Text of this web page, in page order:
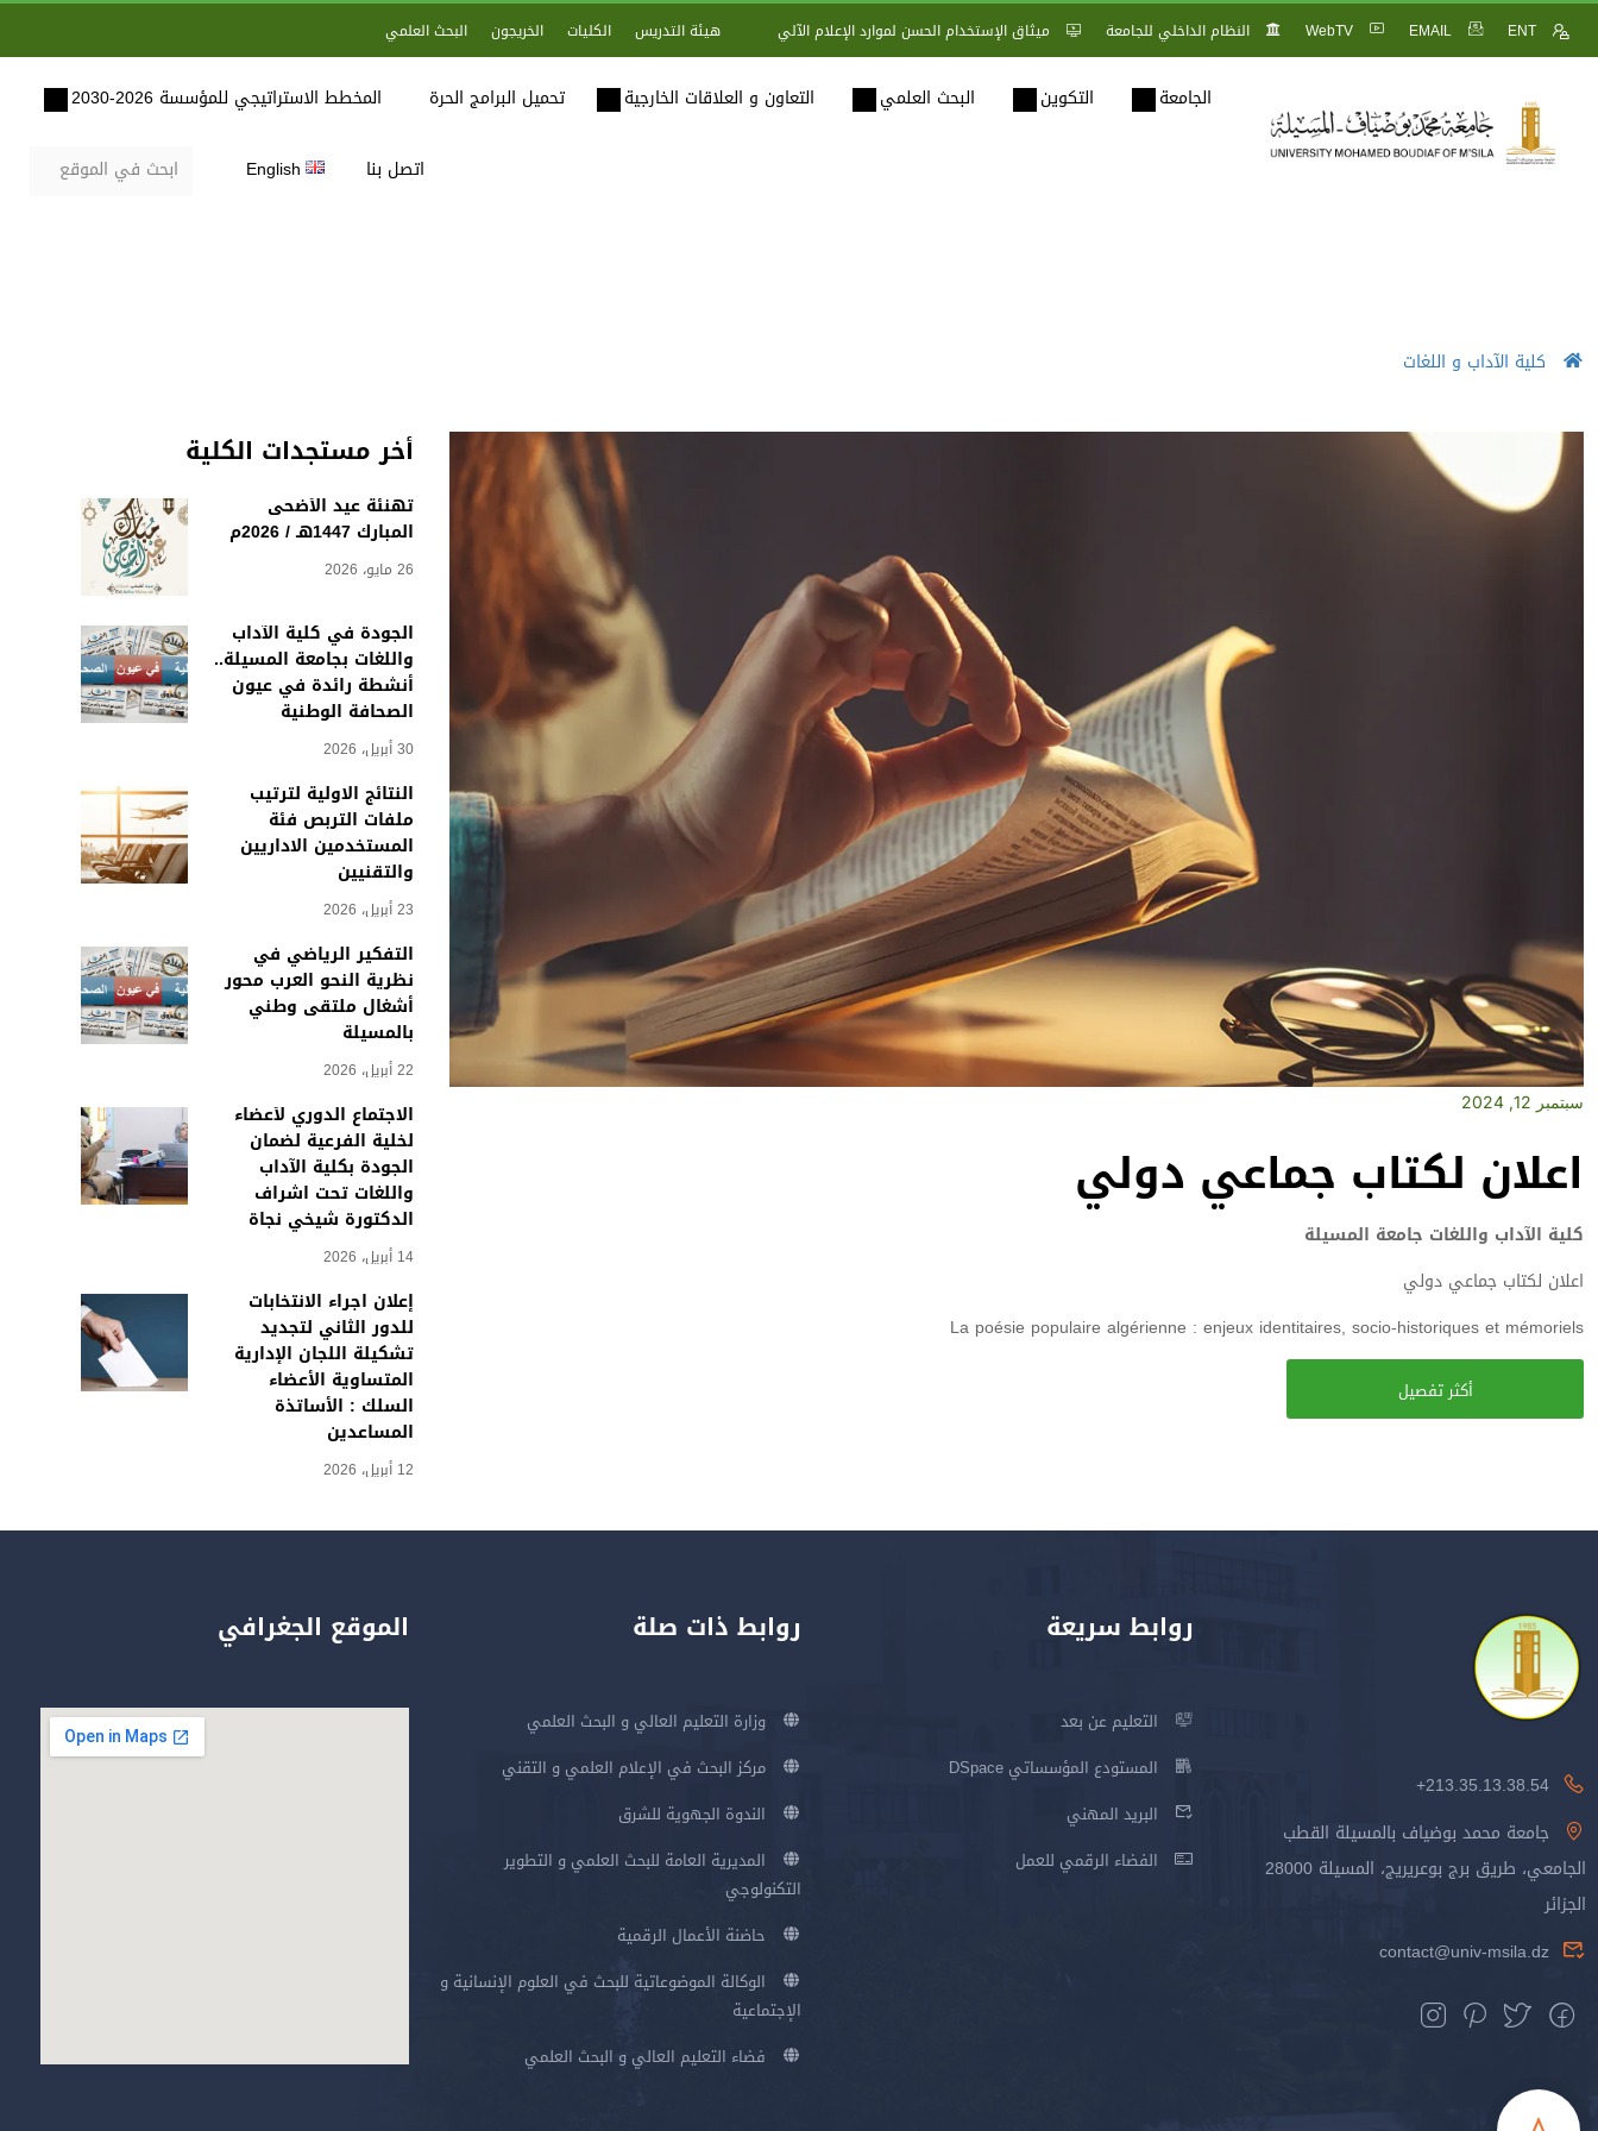
ENT
EMAIL
WebTV النظام الداخلي للجامعة ميثاق الإستخدام الحسن لموارد الإعلام الآلي هيئة التدريس الكليات الخريجون البحث العلمي
الجامعة التكوين البحث العلمي التعاون و العلاقات الخارجية تحميل البرامج الحرة المخطط الاستراتيجي للمؤسسة 2026-2030
اتصل بنا English
كلية الآداب و اللغات
أخر مستجدات الكلية
تهنئة عيد الأضحى
المبارك 1447هـ / 2026م
26 مايو، 2026
الجودة في كلية الآداب
واللغات بجامعة المسيلة..
أنشطة رائدة في عيون
الصحافة الوطنية
30 أبريل، 2026
النتائج الاولية لترتيب
ملفات التربص فئة
المستخدمين الاداريين
والتقنيين
23 أبريل، 2026
التفكير الرياضي في
نظرية النحو العرب محور
أشغال ملتقى وطني
بالمسيلة
22 أبريل، 2026
الاجتماع الدوري لأعضاء
لخلية الفرعية لضمان
الجودة بكلية الآداب
واللغات تحت اشراف
الدكتورة شيخي نجاة
14 أبريل، 2026
إعلان اجراء الانتخابات
للدور الثاني لتجديد
تشكيلة اللجان الإدارية
المتساوية الأعضاء
السلك : الأساتذة
المساعدين
12 أبريل، 2026
سبتمبر 12, 2024
اعلان لكتاب جماعي دولي
كلية الآداب واللغات جامعة المسيلة
اعلان لكتاب جماعي دولي
La poésie populaire algérienne : enjeux identitaires, socio-historiques et mémoriels
أكثر تفصيل
213.35.13.38.54+
جامعة محمد بوضياف بالمسيلة القطب
الجامعي، طريق برج بوعريريج، المسيلة 28000
الجزائر
contact@univ-msila.dz
روابط سريعة
التعليم عن بعد
المستودع المؤسساتي DSpace
البريد المهني
الفضاء الرقمي للعمل
روابط ذات صلة
وزارة التعليم العالي و البحث العلمي
مركز البحث في الإعلام العلمي و التقني
الندوة الجهوية للشرق
المديرية العامة للبحث العلمي و التطوير
التكنولوجي
حاضنة الأعمال الرقمية
الوكالة الموضوعاتية للبحث في العلوم الإنسانية و
الإجتماعية
فضاء التعليم العالي و البحث العلمي
الموقع الجغرافي